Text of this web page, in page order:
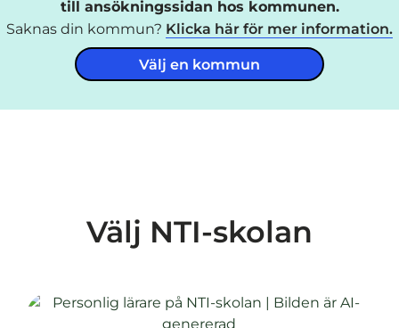
till ansökningssidan hos kommunen.
Saknas din kommun? Klicka här för mer information.
Välj en kommun
Välj NTI-skolan